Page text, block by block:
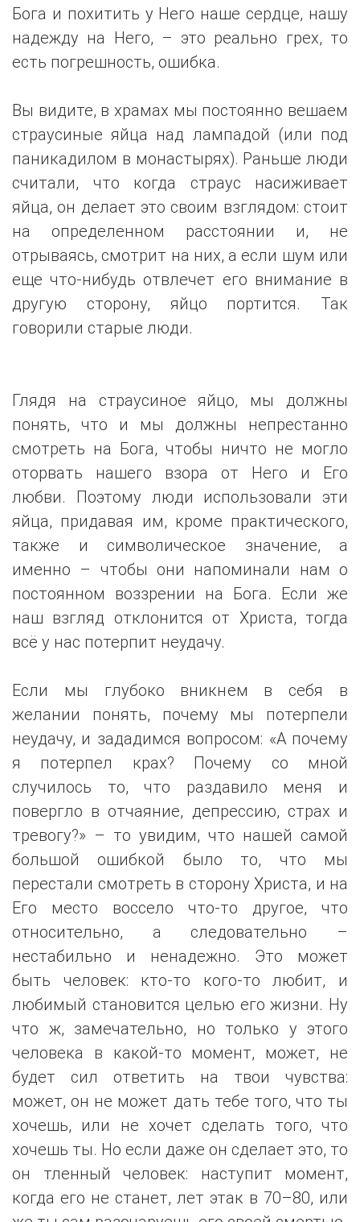
Бога и похитить у Него наше сердце, нашу
надежду на Него, – это реально грех, то
есть погрешность, ошибка.
Вы видите, в храмах мы постоянно вешаем
страусиные яйца над лампадой (или под
паникадилом в монастырях). Раньше люди
считали, что когда страус насиживает
яйца, он делает это своим взглядом: стоит
на определенном расстоянии и, не
отрываясь, смотрит на них, а если шум или
еще что-нибудь отвлечет его внимание в
другую сторону, яйцо портится. Так
говорили старые люди.
Глядя на страусиное яйцо, мы должны
понять, что и мы должны непрестанно
смотреть на Бога, чтобы ничто не могло
оторвать нашего взора от Него и Его
любви. Поэтому люди использовали эти
яйца, придавая им, кроме практического,
также и символическое значение, а
именно – чтобы они напоминали нам о
постоянном воззрении на Бога. Если же
наш взгляд отклонится от Христа, тогда
всё у нас потерпит неудачу.
Если мы глубоко вникнем в себя в
желании понять, почему мы потерпели
неудачу, и зададимся вопросом: «А почему
я потерпел крах? Почему со мной
случилось то, что раздавило меня и
повергло в отчаяние, депрессию, страх и
тревогу?» – то увидим, что нашей самой
большой ошибкой было то, что мы
перестали смотреть в сторону Христа, и на
Его место воссело что-то другое, что
относительно, а следовательно –
нестабильно и ненадежно. Это может
быть человек: кто-то кого-то любит, и
любимый становится целью его жизни. Ну
что ж, замечательно, но только у этого
человека в какой-то момент, может, не
будет сил ответить на твои чувства:
может, он не может дать тебе того, что ты
хочешь, или не хочет сделать того, что
хочешь ты. Но если даже он сделает это, то
он тленный человек: наступит момент,
когда его не станет, лет этак в 70–80, или